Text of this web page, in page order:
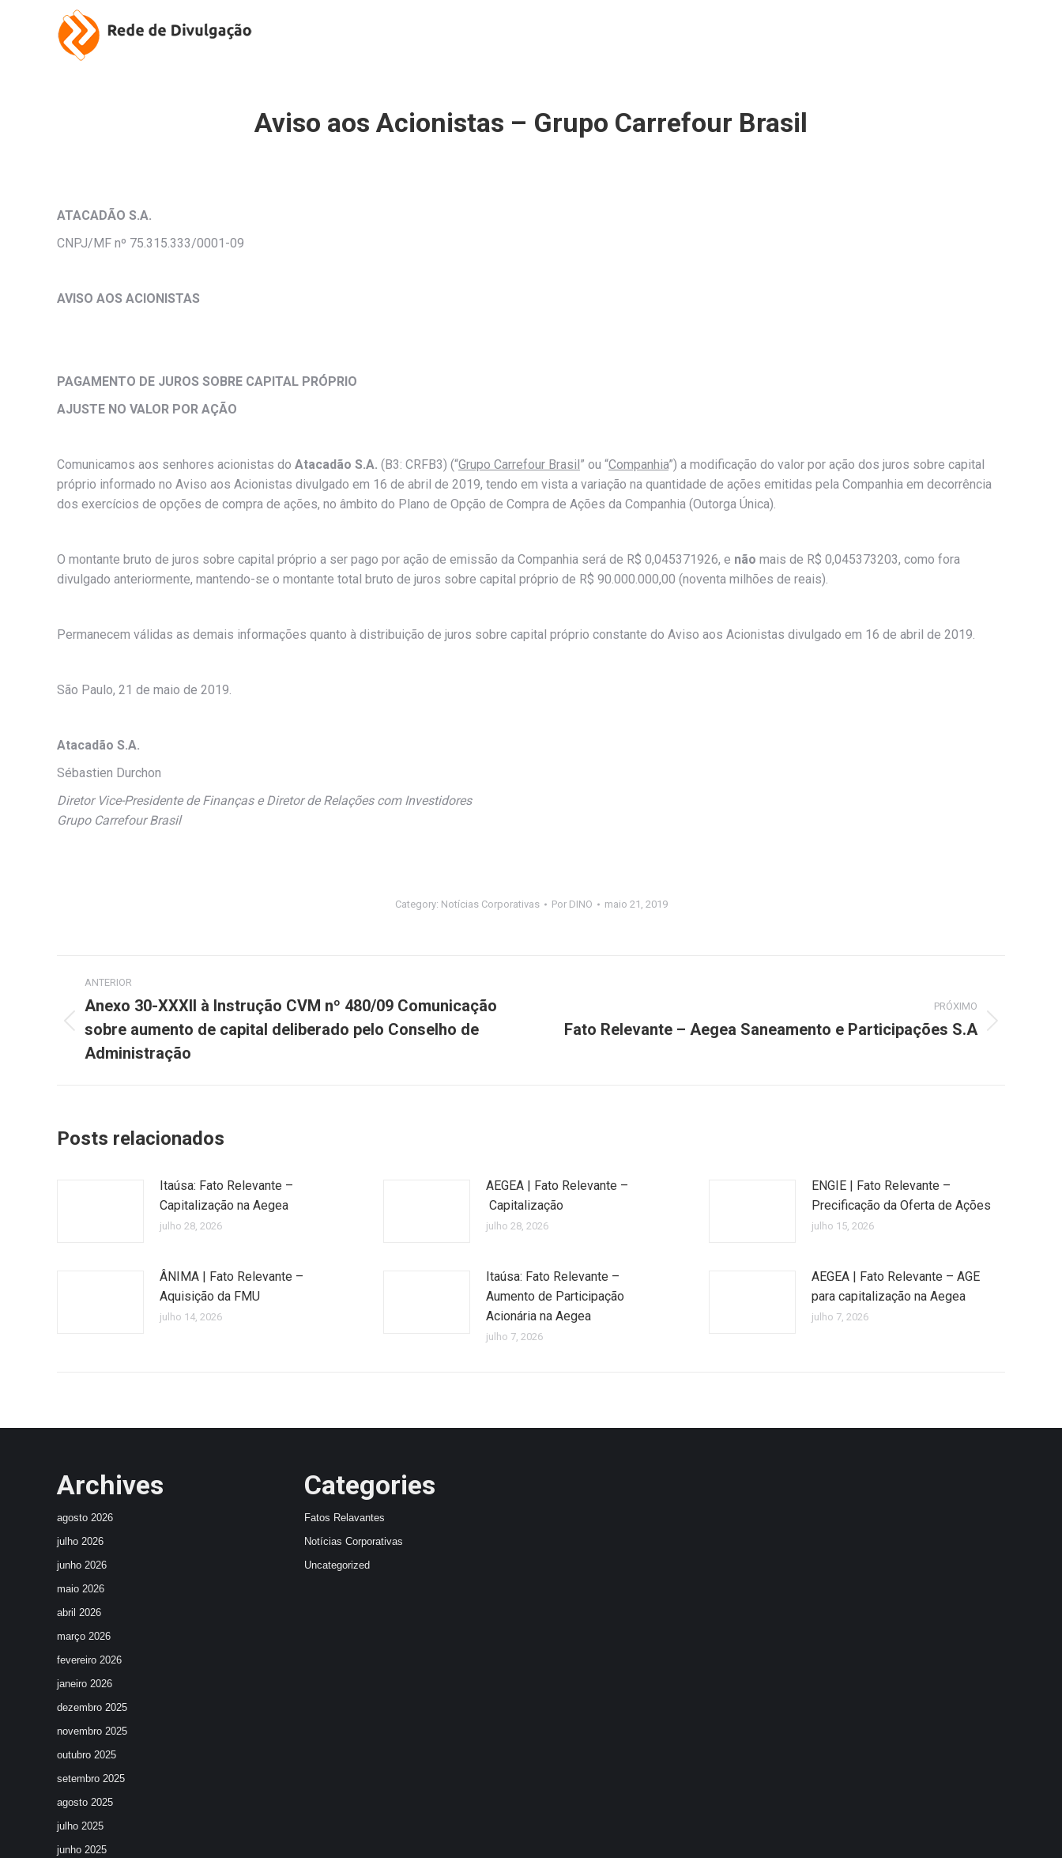
Aviso aos Acionistas – Grupo Carrefour Brasil
ATACADÃO S.A.
CNPJ/MF nº 75.315.333/0001-09
AVISO AOS ACIONISTAS
PAGAMENTO DE JUROS SOBRE CAPITAL PRÓPRIO
AJUSTE NO VALOR POR AÇÃO
Comunicamos aos senhores acionistas do Atacadão S.A. (B3: CRFB3) (“Grupo Carrefour Brasil” ou “Companhia”) a modificação do valor por ação dos juros sobre capital
próprio informado no Aviso aos Acionistas divulgado em 16 de abril de 2019, tendo em vista a variação na quantidade de ações emitidas pela Companhia em decorrência
dos exercícios de opções de compra de ações, no âmbito do Plano de Opção de Compra de Ações da Companhia (Outorga Única).
O montante bruto de juros sobre capital próprio a ser pago por ação de emissão da Companhia será de R$ 0,045371926, e não mais de R$ 0,045373203, como fora
divulgado anteriormente, mantendo-se o montante total bruto de juros sobre capital próprio de R$ 90.000.000,00 (noventa milhões de reais).
Permanecem válidas as demais informações quanto à distribuição de juros sobre capital próprio constante do Aviso aos Acionistas divulgado em 16 de abril de 2019.
São Paulo, 21 de maio de 2019.
Atacadão S.A.
Sébastien Durchon
Diretor Vice-Presidente de Finanças e Diretor de Relações com Investidores
Grupo Carrefour Brasil
Category: Notícias Corporativas Por DINO maio 21, 2019
Navegação
de
post:
ANTERIOR
Post
anterior:
Anexo 30-XXXII à Instrução CVM nº 480/09 Comunicação
sobre aumento de capital deliberado pelo Conselho de
Administração
PRÓXIMO
Próximo
Fato Relevante – Aegea Saneamento e Participações S.A
Posts relacionados
Itaúsa: Fato Relevante –
Capitalização na Aegea
julho 28, 2026
AEGEA | Fato Relevante –
Capitalização
julho 28, 2026
ENGIE | Fato Relevante –
Precificação da Oferta de Ações
julho 15, 2026
ÂNIMA | Fato Relevante –
Aquisição da FMU
julho 14, 2026
Itaúsa: Fato Relevante –
Aumento de Participação
Acionária na Aegea
julho 7, 2026
AEGEA | Fato Relevante – AGE
para capitalização na Aegea
julho 7, 2026
Archives
agosto 2026
julho 2026
junho 2026
maio 2026
abril 2026
março 2026
fevereiro 2026
janeiro 2026
dezembro 2025
novembro 2025
outubro 2025
setembro 2025
agosto 2025
julho 2025
junho 2025
Categories
Fatos Relavantes
Notícias Corporativas
Uncategorized